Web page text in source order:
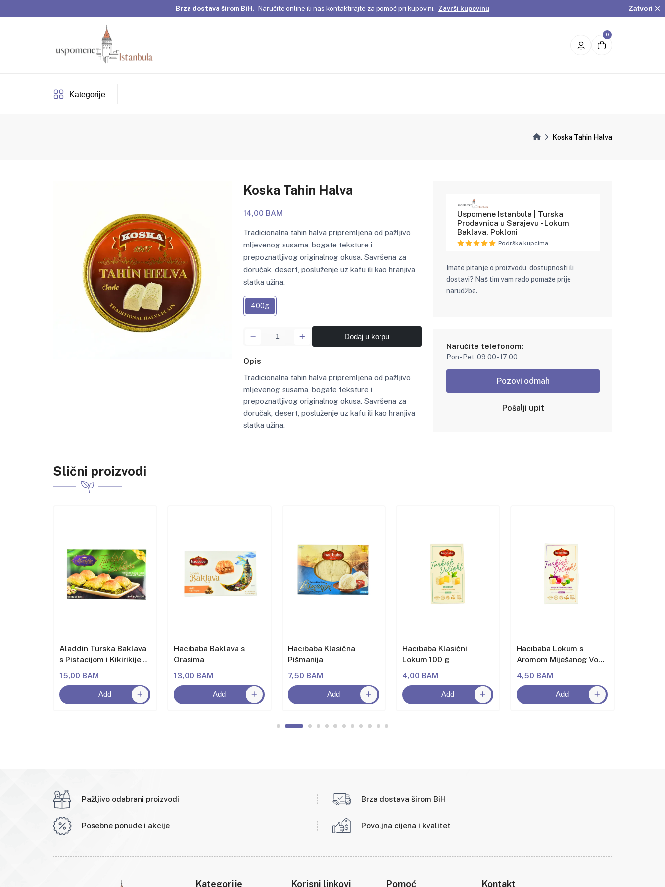
Brza dostava širom BiH. Naručite online ili nas kontaktirajte za pomoć pri kupovini.
Završi kupovinu
Dobrodošli u Uspomene Istanbula! Pažljivo odabrani proizvodi i posebne ponude za vas. Pogledaj ponudu
Zatvori
0
Kategorije
Koska Tahin Halva
Koska Tahin Halva
14,00 BAM
Tradicionalna tahin halva pripremljena od pažljivo
mljevenog susama, bogate teksture i
prepoznatljivog originalnog okusa. Savršena za
doručak, desert, posluženje uz kafu ili kao hranjiva
slatka užina.
400g
Dodaj u korpu
Opis
Tradicionalna tahin halva pripremljena od pažljivo
mljevenog susama, bogate teksture i
prepoznatljivog originalnog okusa. Savršena za
doručak, desert, posluženje uz kafu ili kao hranjiva
slatka užina.
Uspomene Istanbula | Turska
Prodavnica u Sarajevu - Lokum,
Baklava, Pokloni
Podrška kupcima
Imate pitanje o proizvodu, dostupnosti ili
dostavi? Naš tim vam rado pomaže prije
narudžbe.
Naručite telefonom:
Pon - Pet: 09:00 - 17:00
Pozovi odmah
Pošalji upit
Slični proizvodi
Aladdin Turska Baklava
s Pistacijom i Kikirikijem
400g
15,00 BAM
Add
Hacıbaba Baklava s
Orasima
13,00 BAM
Add
Hacıbaba Klasična
Pišmanija
7,50 BAM
Add
Hacıbaba Klasični
Lokum 100 g
4,00 BAM
Add
Hacıbaba Lokum s
Aromom Miješanog Voća
100 g
4,50 BAM
Add
Pažljivo odabrani proizvodi Brza dostava širom BiH
Posebne ponude i akcije Povoljna cijena i kvalitet
Kategorije Korisni linkovi Pomoć Kontakt